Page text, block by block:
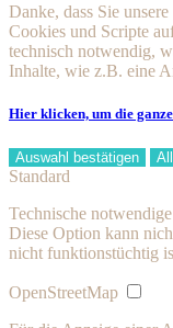
Danke, dass Sie
Cookies und Scripte
technisch notwendig,
Inhalte, wie z.B. eine
Hier klicken, um die
Auswahl bestätigen
Standard
Technische
Diese Option kann
nicht funktionstüchtig
OpenStreetMap